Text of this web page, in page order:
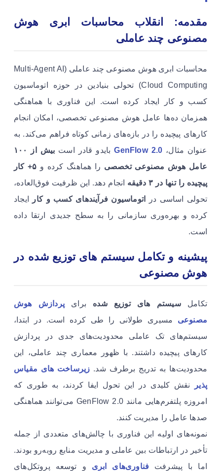
مقدمه: انقلاب محاسبات ابری هوش
مصنوعی چند عاملی
محاسبات ابری هوش مصنوعی چند عاملی (Multi-Agent AI
Cloud Computing) تحولی بنیادین در حوزه اتوماسیون
کسب و کار ایجاد کرده است. این فناوری با هماهنگی
همزمان ده‌ها عامل هوش مصنوعی تخصصی، امکان انجام
کارهای پیچیده را در بازه‌های زمانی کوتاه فراهم می‌کند. به
عنوان مثال، GenFlow 2.0بایدو قادر است
بیش از ۱۰۰
عامل هوش مصنوعی تخصصی را هماهنگ کرده و
۵+ کار
پیچیده را تنها در ۳ دقیقه
انجام دهد. این ظرفیت فوق‌العاده،
تحولی اساسی در
اتوماسیون فرآیندهای کسب و کار
ایجاد
کرده و بهره‌وری سازمانی را به سطح جدیدی ارتقا داده
است.
پیشینه و تکامل سیستم های توزیع شده در
هوش مصنوعی
تکاملسیستم های توزیع شده برایپردازش هوش
مصنوعی مسیری طولانی را طی کرده است. در ابتدا،
سیستم‌های تک عاملی محدودیت‌های جدی در پردازش
کارهای پیچیده داشتند. با ظهور معماری چند عاملی، این
محدودیت‌ها به تدریج برطرف شد. زیرساخت های مقیاس
پذیر
نقش کلیدی در این تحول ایفا کردند، به طوری که
امروزه پلتفرم‌هایی مانند GenFlow 2.0 می‌توانند هماهنگی
صدها عامل را مدیریت کنند.
نمونه‌های اولیه این فناوری با چالش‌های متعددی از جمله
تأخیر در ارتباطات بین عاملی و مدیریت منابع روبه‌رو بودند.
اما با پیشرفت فناوری‌های ابری و توسعه پروتکل‌های